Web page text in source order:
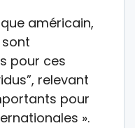
américain,
pour ces
relevant
pour
».